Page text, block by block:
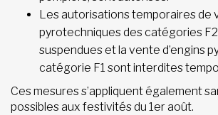
Les autorisations temporaires de
pyrotechniques des catégories
suspendues et la vente d’engins
catégorie F1 sont interdites
Ces mesures s’appliquent également
possibles aux festivités du 1er août.